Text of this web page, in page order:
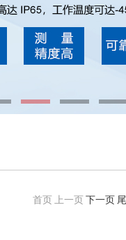
首页 上一页 下一页